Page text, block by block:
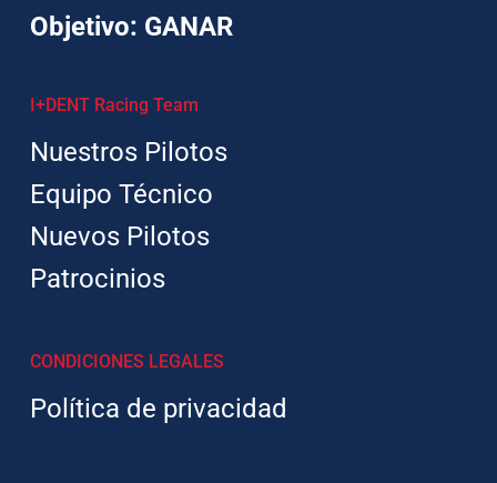
Objetivo: GANAR
I+DENT Racing Team
Nuestros Pilotos
Equipo Técnico
Nuevos Pilotos
Patrocinios
CONDICIONES LEGALES
Política de privacidad